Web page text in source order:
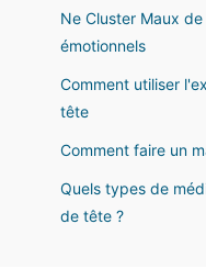
Ne Cluster Maux
émotionnels
Comment utiliser
tête
Comment faire un
Quels types de
de tête ?